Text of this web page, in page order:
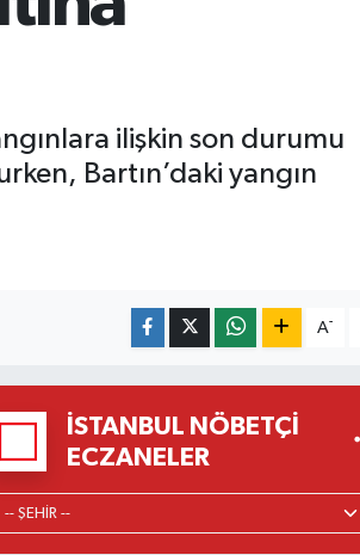
ilişkin son durumu
Bartın’daki yangın
A-
İSTANBUL NÖBETÇI
ECZANELER